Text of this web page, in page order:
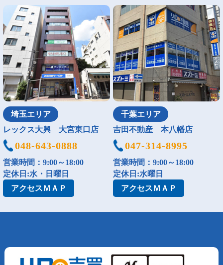
埼玉エリア
レックス大興 大宮東口店
048-643-0888
営業時間：9:00～18:00
定休日:水・日曜日
アクセスＭＡＰ
千葉エリア
吉田不動産 本八幡店
047-314-8995
営業時間：9:00～18:00
定休日:水曜日
アクセスＭＡＰ